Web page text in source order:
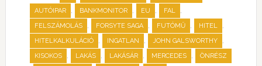
AUTÓIPAR , BANKMONITOR , EU , FAL ,
FELSZÁMOLÁS , FORSYTE SAGA , FUTÓMŰ , HITEL ,
HITELKALKULÁCIÓ , INGATLAN , JOHN GALSWORTHY ,
KISOKOS , LAKÁS , LAKÁSÁR , MERCEDES , ÖNRÉSZ